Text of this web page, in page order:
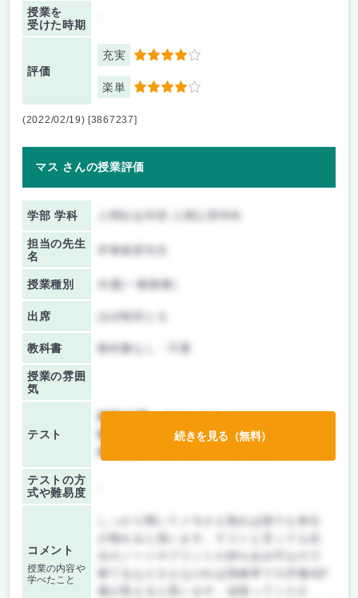
授業を
受けた時期
評価
充実 4
楽単 4
(2022/02/19) [3867237]
マス さんの授業評価
学部 学科
担当の先生
名
伊東俊彦先生
授業種別 共通(一般教養)
出席 ほぼ毎回とる
教科書 教科書なし・不要
授業の雰囲
気
テスト
前期/中間：
後期/期末：
テストのみ
テストの方
式や難易度
コメント
授業の内容や
学べたこと
寝てるなどさえなければ高確率でＳ評価A評
価が貰えると思います。頑張ってくださ
続きを見る（無料）